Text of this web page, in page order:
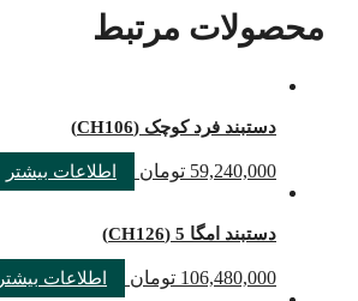
محصولات مرتبط
دستبند فرد کوچک (CH106)
59,240,000 تومان اطلاعات بیشتر
دستبند امگا 5 (CH126)
106,480,000 تومان اطلاعات بیشتر